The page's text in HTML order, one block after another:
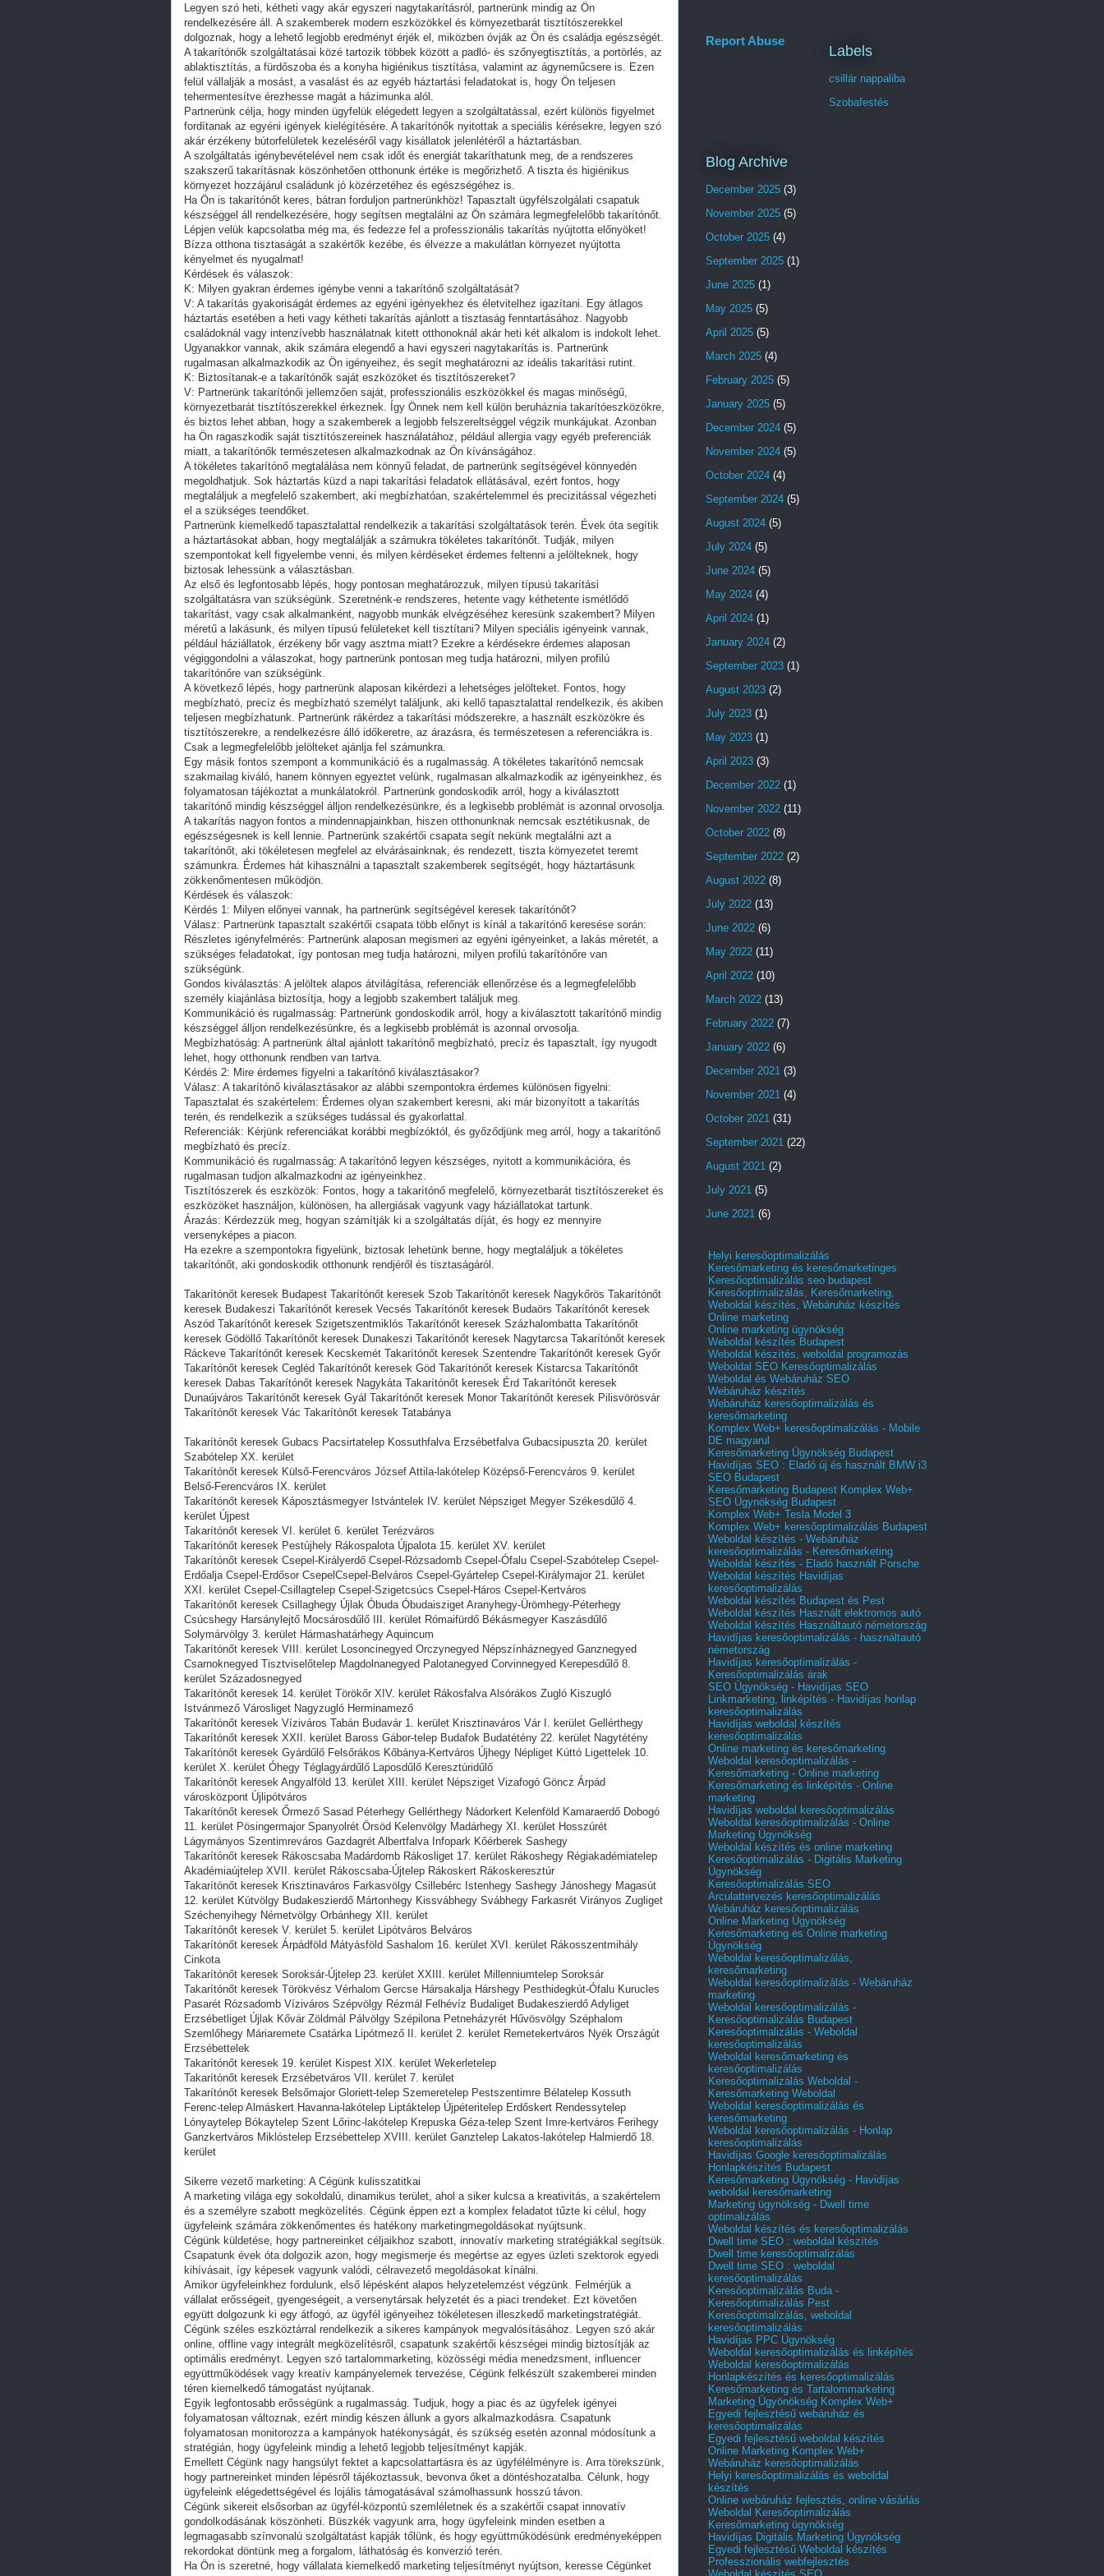
Legyen szó heti, kétheti vagy akár egyszeri nagytakarításról, partnerünk mindig az Ön
rendelkezésére áll. A szakemberek modern eszközökkel és környezetbarát tisztítószerekkel
dolgoznak, hogy a lehető legjobb eredményt érjék el, miközben óvják az Ön és családja egészségét.
A takarítónők szolgáltatásai közé tartozik többek között a padló- és szőnyegtisztítás, a portörlés, az
ablaktisztítás, a fürdőszoba és a konyha higiénikus tisztítása, valamint az ágyneműcsere is. Ezen
felül vállalják a mosást, a vasalást és az egyéb háztartási feladatokat is, hogy Ön teljesen
tehermentesítve érezhesse magát a házimunka alól.
Partnerünk célja, hogy minden ügyfelük elégedett legyen a szolgáltatással, ezért különös figyelmet
fordítanak az egyéni igények kielégítésére. A takarítónők nyitottak a speciális kérésekre, legyen szó
akár érzékeny bútorfelületek kezeléséről vagy kisállatok jelenlétéről a háztartásban.
A szolgáltatás igénybevételével nem csak időt és energiát takaríthatunk meg, de a rendszeres
szakszerű takarításnak köszönhetően otthonunk értéke is megőrizhető. A tiszta és higiénikus
környezet hozzájárul családunk jó közérzetéhez és egészségéhez is.
Ha Ön is takarítónőt keres, bátran forduljon partnerünkhöz! Tapasztalt ügyfélszolgálati csapatuk
készséggel áll rendelkezésére, hogy segítsen megtalálni az Ön számára legmegfelelőbb takarítónőt.
Lépjen velük kapcsolatba még ma, és fedezze fel a professzionális takarítás nyújtotta előnyöket!
Bízza otthona tisztaságát a szakértők kezébe, és élvezze a makulátlan környezet nyújtotta
kényelmet és nyugalmat!
Kérdések és válaszok:
K: Milyen gyakran érdemes igénybe venni a takarítónő szolgáltatását?
V: A takarítás gyakoriságát érdemes az egyéni igényekhez és életvitelhez igazítani. Egy átlagos
háztartás esetében a heti vagy kétheti takarítás ajánlott a tisztaság fenntartásához. Nagyobb
családoknál vagy intenzívebb használatnak kitett otthonoknál akár heti két alkalom is indokolt lehet.
Ugyanakkor vannak, akik számára elegendő a havi egyszeri nagytakarítás is. Partnerünk
rugalmasan alkalmazkodik az Ön igényeihez, és segít meghatározni az ideális takarítási rutint.
K: Biztosítanak-e a takarítónők saját eszközöket és tisztítószereket?
V: Partnerünk takarítónői jellemzően saját, professzionális eszközökkel és magas minőségű,
környezetbarát tisztítószerekkel érkeznek. Így Önnek nem kell külön beruháznia takarítóeszközökre,
és biztos lehet abban, hogy a szakemberek a legjobb felszereltséggel végzik munkájukat. Azonban
ha Ön ragaszkodik saját tisztítószereinek használatához, például allergia vagy egyéb preferenciák
miatt, a takarítónők természetesen alkalmazkodnak az Ön kívánságához.
A tökéletes takarítónő megtalálása nem könnyű feladat, de partnerünk segítségével könnyedén
megoldhatjuk. Sok háztartás küzd a napi takarítási feladatok ellátásával, ezért fontos, hogy
megtaláljuk a megfelelő szakembert, aki megbízhatóan, szakértelemmel és precizitással végezheti
el a szükséges teendőket.
Partnerünk kiemelkedő tapasztalattal rendelkezik a takarítási szolgáltatások terén. Évek óta segítik
a háztartásokat abban, hogy megtalálják a számukra tökéletes takarítónőt. Tudják, milyen
szempontokat kell figyelembe venni, és milyen kérdéseket érdemes feltenni a jelölteknek, hogy
biztosak lehessünk a választásban.
Az első és legfontosabb lépés, hogy pontosan meghatározzuk, milyen típusú takarítási
szolgáltatásra van szükségünk. Szeretnénk-e rendszeres, hetente vagy kéthetente ismétlődő
takarítást, vagy csak alkalmanként, nagyobb munkák elvégzéséhez keresünk szakembert? Milyen
méretű a lakásunk, és milyen típusú felületeket kell tisztítani? Milyen speciális igényeink vannak,
például háziállatok, érzékeny bőr vagy asztma miatt? Ezekre a kérdésekre érdemes alaposan
végiggondolni a válaszokat, hogy partnerünk pontosan meg tudja határozni, milyen profilú
takarítónőre van szükségünk.
A következő lépés, hogy partnerünk alaposan kikérdezi a lehetséges jelölteket. Fontos, hogy
megbízható, precíz és megbízható személyt találjunk, aki kellő tapasztalattal rendelkezik, és akiben
teljesen megbízhatunk. Partnerünk rákérdez a takarítási módszerekre, a használt eszközökre és
tisztítószerekre, a rendelkezésre álló időkeretre, az árazásra, és természetesen a referenciákra is.
Csak a legmegfelelőbb jelölteket ajánlja fel számunkra.
Egy másik fontos szempont a kommunikáció és a rugalmasság. A tökéletes takarítónő nemcsak
szakmailag kiváló, hanem könnyen egyeztet velünk, rugalmasan alkalmazkodik az igényeinkhez, és
folyamatosan tájékoztat a munkálatokról. Partnerünk gondoskodik arról, hogy a kiválasztott
takarítónő mindig készséggel álljon rendelkezésünkre, és a legkisebb problémát is azonnal orvosolja.
A takarítás nagyon fontos a mindennapjainkban, hiszen otthonunknak nemcsak esztétikusnak, de
egészségesnek is kell lennie. Partnerünk szakértői csapata segít nekünk megtalálni azt a
takarítónőt, aki tökéletesen megfelel az elvárásainknak, és rendezett, tiszta környezetet teremt
számunkra. Érdemes hát kihasználni a tapasztalt szakemberek segítségét, hogy háztartásunk
zökkenőmentesen működjön.
Kérdések és válaszok:
Kérdés 1: Milyen előnyei vannak, ha partnerünk segítségével keresek takarítónőt?
Válasz: Partnerünk tapasztalt szakértői csapata több előnyt is kínál a takarítónő keresése során:
Részletes igényfelmérés: Partnerünk alaposan megismeri az egyéni igényeinket, a lakás méretét, a
szükséges feladatokat, így pontosan meg tudja határozni, milyen profilú takarítónőre van
szükségünk.
Gondos kiválasztás: A jelöltek alapos átvilágítása, referenciák ellenőrzése és a legmegfelelőbb
személy kiajánlása biztosítja, hogy a legjobb szakembert találjuk meg.
Kommunikáció és rugalmasság: Partnerünk gondoskodik arról, hogy a kiválasztott takarítónő mindig
készséggel álljon rendelkezésünkre, és a legkisebb problémát is azonnal orvosolja.
Megbízhatóság: A partnerünk által ajánlott takarítónő megbízható, precíz és tapasztalt, így nyugodt
lehet, hogy otthonunk rendben van tartva.
Kérdés 2: Mire érdemes figyelni a takarítónő kiválasztásakor?
Válasz: A takarítónő kiválasztásakor az alábbi szempontokra érdemes különösen figyelni:
Tapasztalat és szakértelem: Érdemes olyan szakembert keresni, aki már bizonyított a takarítás
terén, és rendelkezik a szükséges tudással és gyakorlattal.
Referenciák: Kérjünk referenciákat korábbi megbízóktól, és győződjünk meg arról, hogy a takarítónő
megbízható és precíz.
Kommunikáció és rugalmasság: A takarítónő legyen készséges, nyitott a kommunikációra, és
rugalmasan tudjon alkalmazkodni az igényeinkhez.
Tisztítószerek és eszközök: Fontos, hogy a takarítónő megfelelő, környezetbarát tisztítószereket és
eszközöket használjon, különösen, ha allergiásak vagyunk vagy háziállatokat tartunk.
Árazás: Kérdezzük meg, hogyan számítják ki a szolgáltatás díját, és hogy ez mennyire
versenyképes a piacon.
Ha ezekre a szempontokra figyelünk, biztosak lehetünk benne, hogy megtaláljuk a tökéletes
takarítónőt, aki gondoskodik otthonunk rendjéről és tisztaságáról.
Takarítónőt keresek Budapest Takarítónőt keresek Szob Takarítónőt keresek Nagykőrös Takarítónőt
keresek Budakeszi Takarítónőt keresek Vecsés Takarítónőt keresek Budaörs Takarítónőt keresek
Aszód Takarítónőt keresek Szigetszentmiklós Takarítónőt keresek Százhalombatta Takarítónőt
keresek Gödöllő Takarítónőt keresek Dunakeszi Takarítónőt keresek Nagytarcsa Takarítónőt keresek
Ráckeve Takarítónőt keresek Kecskemét Takarítónőt keresek Szentendre Takarítónőt keresek Győr
Takarítónőt keresek Cegléd Takarítónőt keresek Göd Takarítónőt keresek Kistarcsa Takarítónőt
keresek Dabas Takarítónőt keresek Nagykáta Takarítónőt keresek Érd Takarítónőt keresek
Dunaújváros Takarítónőt keresek Gyál Takarítónőt keresek Monor Takarítónőt keresek Pilisvörösvár
Takarítónőt keresek Vác Takarítónőt keresek Tatabánya
Takarítónőt keresek Gubacs Pacsirtatelep Kossuthfalva Erzsébetfalva Gubacsipuszta 20. kerület
Szabótelep XX. kerület
Takarítónőt keresek Külső-Ferencváros József Attila-lakótelep Középső-Ferencváros 9. kerület
Belső-Ferencváros IX. kerület
Takarítónőt keresek Káposztásmegyer Istvántelek IV. kerület Népsziget Megyer Székesdűlő 4.
kerület Újpest
Takarítónőt keresek VI. kerület 6. kerület Terézváros
Takarítónőt keresek Pestújhely Rákospalota Újpalota 15. kerület XV. kerület
Takarítónőt keresek Csepel-Királyerdő Csepel-Rózsadomb Csepel-Ófalu Csepel-Szabótelep Csepel-
Erdőalja Csepel-Erdősor CsepelCsepel-Belváros Csepel-Gyártelep Csepel-Királymajor 21. kerület
XXI. kerület Csepel-Csillagtelep Csepel-Szigetcsúcs Csepel-Háros Csepel-Kertváros
Takarítónőt keresek Csillaghegy Újlak Óbuda Óbudaisziget Aranyhegy-Ürömhegy-Péterhegy
Csúcshegy Harsánylejtő Mocsárosdűlő III. kerület Rómaifürdő Békásmegyer Kaszásdűlő
Solymárvölgy 3. kerület Hármashatárhegy Aquincum
Takarítónőt keresek VIII. kerület Losoncinegyed Orczynegyed Népszínháznegyed Ganznegyed
Csarnoknegyed Tisztviselőtelep Magdolnanegyed Palotanegyed Corvinnegyed Kerepesdűlő 8.
kerület Századosnegyed
Takarítónőt keresek 14. kerület Törökőr XIV. kerület Rákosfalva Alsórákos Zugló Kiszugló
Istvánmező Városliget Nagyzugló Herminamező
Takarítónőt keresek Víziváros Tabán Budavár 1. kerület Krisztinaváros Vár I. kerület Gellérthegy
Takarítónőt keresek XXII. kerület Baross Gábor-telep Budafok Budatétény 22. kerület Nagytétény
Takarítónőt keresek Gyárdűlő Felsőrákos Kőbánya-Kertváros Újhegy Népliget Kúttó Ligettelek 10.
kerület X. kerület Óhegy Téglagyárdűlő Laposdűlő Keresztúridűlő
Takarítónőt keresek Angyalföld 13. kerület XIII. kerület Népsziget Vizafogó Göncz Árpád
városközpont Újlipótváros
Takarítónőt keresek Őrmező Sasad Péterhegy Gellérthegy Nádorkert Kelenföld Kamaraerdő Dobogó
11. kerület Pösingermajor Spanyolrét Örsöd Kelenvölgy Madárhegy XI. kerület Hosszúrét
Lágymányos Szentimreváros Gazdagrét Albertfalva Infopark Kőérberek Sashegy
Takarítónőt keresek Rákoscsaba Madárdomb Rákosliget 17. kerület Rákoshegy Régiakadémiatelep
Akadémiaújtelep XVII. kerület Rákoscsaba-Újtelep Rákoskert Rákoskeresztúr
Takarítónőt keresek Krisztinaváros Farkasvölgy Csillebérc Istenhegy Sashegy Jánoshegy Magasút
12. kerület Kútvölgy Budakeszierdő Mártonhegy Kissvábhegy Svábhegy Farkasrét Virányos Zugliget
Széchenyihegy Németvölgy Orbánhegy XII. kerület
Takarítónőt keresek V. kerület 5. kerület Lipótváros Belváros
Takarítónőt keresek Árpádföld Mátyásföld Sashalom 16. kerület XVI. kerület Rákosszentmihály
Cinkota
Takarítónőt keresek Soroksár-Újtelep 23. kerület XXIII. kerület Millenniumtelep Soroksár
Takarítónőt keresek Törökvész Vérhalom Gercse Hársakalja Hárshegy Pesthidegkút-Ófalu Kurucles
Pasarét Rózsadomb Víziváros Szépvölgy Rézmál Felhévíz Budaliget Budakeszierdő Adyliget
Erzsébetliget Újlak Kővár Zöldmál Pálvölgy Szépilona Petneházyrét Hűvösvölgy Széphalom
Szemlőhegy Máriaremete Csatárka Lipótmező II. kerület 2. kerület Remetekertváros Nyék Országút
Erzsébettelek
Takarítónőt keresek 19. kerület Kispest XIX. kerület Wekerletelep
Takarítónőt keresek Erzsébetváros VII. kerület 7. kerület
Takarítónőt keresek Belsőmajor Gloriett-telep Szemeretelep Pestszentimre Bélatelep Kossuth
Ferenc-telep Almáskert Havanna-lakótelep Liptáktelep Újpéteritelep Erdőskert Rendessytelep
Lónyaytelep Bókaytelep Szent Lőrinc-lakótelep Krepuska Géza-telep Szent Imre-kertváros Ferihegy
Ganzkertváros Miklóstelep Erzsébettelep XVIII. kerület Ganztelep Lakatos-lakótelep Halmierdő 18.
kerület
Sikerre vezető marketing: A Cégünk kulisszatitkai
A marketing világa egy sokoldalú, dinamikus terület, ahol a siker kulcsa a kreativitás, a szakértelem
és a személyre szabott megközelítés. Cégünk éppen ezt a komplex feladatot tűzte ki célul, hogy
ügyfeleink számára zökkenőmentes és hatékony marketingmegoldásokat nyújtsunk.
Cégünk küldetése, hogy partnereinket céljaikhoz szabott, innovatív marketing stratégiákkal segítsük.
Csapatunk évek óta dolgozik azon, hogy megismerje és megértse az egyes üzleti szektorok egyedi
kihívásait, így képesek vagyunk valódi, célravezető megoldásokat kínálni.
Amikor ügyfeleinkhez fordulunk, első lépésként alapos helyzetelemzést végzünk. Felmérjük a
vállalat erősségeit, gyengeségeit, a versenytársak helyzetét és a piaci trendeket. Ezt követően
együtt dolgozunk ki egy átfogó, az ügyfél igényeihez tökéletesen illeszkedő marketingstratégiát.
Cégünk széles eszköztárral rendelkezik a sikeres kampányok megvalósításához. Legyen szó akár
online, offline vagy integrált megközelítésről, csapatunk szakértői készségei mindig biztosítják az
optimális eredményt. Legyen szó tartalommarketing, közösségi média menedzsment, influencer
együttműködések vagy kreatív kampányelemek tervezése, Cégünk felkészült szakemberei minden
téren kiemelkedő támogatást nyújtanak.
Egyik legfontosabb erősségünk a rugalmasság. Tudjuk, hogy a piac és az ügyfelek igényei
folyamatosan változnak, ezért mindig készen állunk a gyors alkalmazkodásra. Csapatunk
folyamatosan monitorozza a kampányok hatékonyságát, és szükség esetén azonnal módosítunk a
stratégián, hogy ügyfeleink mindig a lehető legjobb teljesítményt kapják.
Emellett Cégünk nagy hangsúlyt fektet a kapcsolattartásra és az ügyfélélményre is. Arra törekszünk,
hogy partnereinket minden lépésről tájékoztassuk, bevonva őket a döntéshozatalba. Célunk, hogy
ügyfeleink elégedettségével és lojális támogatásával számolhassunk hosszú távon.
Cégünk sikereit elsősorban az ügyfél-központú szemléletnek és a szakértői csapat innovatív
gondolkodásának köszönheti. Büszkék vagyunk arra, hogy ügyfeleink minden esetben a
legmagasabb színvonalú szolgáltatást kapják tőlünk, és hogy együttműködésünk eredményeképpen
rekordokat döntünk meg a forgalom, láthatóság és konverzió terén.
Ha Ön is szeretné, hogy vállalata kiemelkedő marketing teljesítményt nyújtson, keresse Cégünket
Report Abuse
Labels
csillár nappaliba
Szobafestés
Blog Archive
December 2025 (3)
November 2025 (5)
October 2025 (4)
September 2025 (1)
June 2025 (1)
May 2025 (5)
April 2025 (5)
March 2025 (4)
February 2025 (5)
January 2025 (5)
December 2024 (5)
November 2024 (5)
October 2024 (4)
September 2024 (5)
August 2024 (5)
July 2024 (5)
June 2024 (5)
May 2024 (4)
April 2024 (1)
January 2024 (2)
September 2023 (1)
August 2023 (2)
July 2023 (1)
May 2023 (1)
April 2023 (3)
December 2022 (1)
November 2022 (11)
October 2022 (8)
September 2022 (2)
August 2022 (8)
July 2022 (13)
June 2022 (6)
May 2022 (11)
April 2022 (10)
March 2022 (13)
February 2022 (7)
January 2022 (6)
December 2021 (3)
November 2021 (4)
October 2021 (31)
September 2021 (22)
August 2021 (2)
July 2021 (5)
June 2021 (6)
Helyi keresőoptimalizálás
Keresőmarketing és keresőmarketinges
Keresőoptimalizálás seo budapest
Keresőoptimalizálás, Keresőmarketing,
Weboldal készítés, Webáruház készítés
Online marketing
Online marketing ügynökség
Weboldal készítés Budapest
Weboldal készítés, weboldal programozás
Weboldal SEO Keresőoptimalizálás
Weboldal és Webáruház SEO
Webáruház készítés
Webáruház keresőoptimalizálás és
keresőmarketing
Komplex Web+ keresőoptimalizálás - Mobile
DE magyarul
Keresőmarketing Ügynökség Budapest
Havidíjas SEO : Eladó új és használt BMW i3
SEO Budapest
Keresőmarketing Budapest Komplex Web+
SEO Ügynökség Budapest
Komplex Web+ Tesla Model 3
Komplex Web+ keresőoptimalizálás Budapest
Weboldal készítés - Webáruház
keresőoptimalizálás - Keresőmarketing
Weboldal készítés - Eladó használt Porsche
Weboldal készítés Havidíjas
keresőoptimalizálás
Weboldal készítés Budapest és Pest
Weboldal készítés Használt elektromos autó
Weboldal készítés Használtautó németország
Havidíjas keresőoptimalizálás - használtautó
németország
Havidíjas keresőoptimalizálás -
Keresőoptimalizálás árak
SEO Ügynökség - Havidíjas SEO
Linkmarketing, linképítés - Havidíjas honlap
keresőoptimalizálás
Havidíjas weboldal készítés
keresőoptimalizálás
Online marketing és keresőmarketing
Weboldal keresőoptimalizálás -
Keresőmarketing - Online marketing
Keresőmarketing és linképítés - Online
marketing
Havidíjas weboldal keresőoptimalizálás
Weboldal keresőoptimalizálás - Online
Marketing Ügynökség
Weboldal készítés és online marketing
Keresőoptimalizálás - Digitális Marketing
Ügynökség
Keresőoptimalizálás SEO
Arculattervezés keresőoptimalizálás
Webáruház keresőoptimalizálás
Online Marketing Ügynökség
Keresőmarketing és Online marketing
Ügynökség
Weboldal keresőoptimalizálás,
keresőmarketing
Weboldal keresőoptimalizálás - Webáruház
marketing
Weboldal keresőoptimalizálás -
Keresőoptimalizálás Budapest
Keresőoptimalizálás - Weboldal
keresőoptimalizálás
Weboldal keresőmarketing és
keresőoptimalizálás
Keresőoptimalizálás Weboldal -
Keresőmarketing Weboldal
Weboldal keresőoptimalizálás és
keresőmarketing
Weboldal keresőoptimalizálás - Honlap
keresőoptimalizálás
Havidíjas Google keresőoptimalizálás
Honlapkészítés Budapest
Keresőmarketing Ügynökség - Havidíjas
weboldal keresőmarketing
Marketing ügynökség - Dwell time
optimalizálás
Weboldal készítés és keresőoptimalizálás
Dwell time SEO : weboldal készítés
Dwell time keresőoptimalizálás
Dwell time SEO : weboldal
keresőoptimalizálás
Keresőoptimalizálás Buda -
Keresőoptimalizálás Pest
Keresőoptimalizálás, weboldal
keresőoptimalizálás
Havidíjas PPC Ügynökség
Weboldal keresőoptimalizálás és linképítés
Weboldal keresőoptimalizálás
Honlapkészítés és keresőoptimalizálás
Keresőmarketing és Tartalommarketing
Marketing Ügyönökség Komplex Web+
Egyedi fejlesztésű webáruház és
keresőoptimalizálás
Egyedi fejlesztésű weboldal készítés
Online Marketing Komplex Web+
Webáruház keresőoptimalizálás
Helyi keresőoptimalizálás és weboldal
készítés
Online webáruház fejlesztés, online vásárlás
Weboldal Keresőoptimalizálás
Keresőmarketing ügynökség
Havidíjas Digitális Marketing Ügynökség
Egyedi fejlesztésű Weboldal készítés
Professzionális webfejlesztés
Weboldal készítés SEO